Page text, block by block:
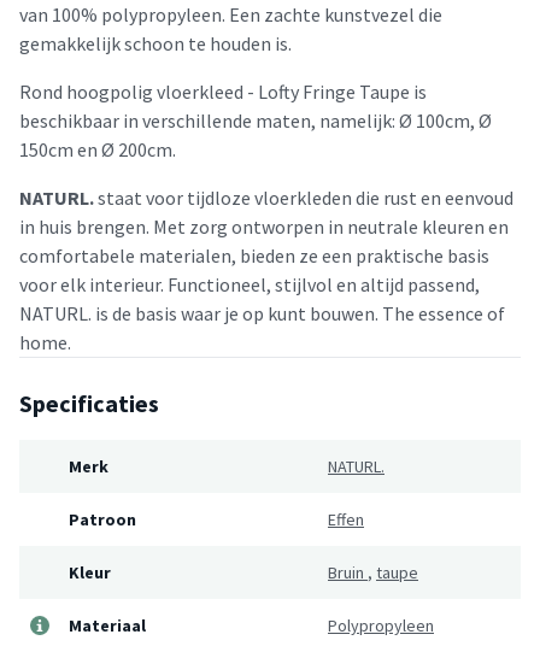
van 100% polypropyleen. Een zachte kunstvezel die
gemakkelijk schoon te houden is.
Rond hoogpolig vloerkleed - Lofty Fringe Taupe is
beschikbaar in verschillende maten, namelijk: Ø 100cm, Ø
150cm en Ø 200cm.
NATURL.staat voor tijdloze vloerkleden die rust en eenvoud
in huis brengen. Met zorg ontworpen in neutrale kleuren en
comfortabele materialen, bieden ze een praktische basis
voor elk interieur. Functioneel, stijlvol en altijd passend,
NATURL. is de basis waar je op kunt bouwen. The essence of
home.
Specificaties
Merk NATURL.
Patroon Effen
Kleur Bruin , taupe
Materiaal Polypropyleen